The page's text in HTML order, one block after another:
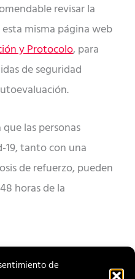
de
revisar la
misma página web
y Protocolo, para
de seguridad
las personas
19, tanto con una
de refuerzo, pueden
horas de la